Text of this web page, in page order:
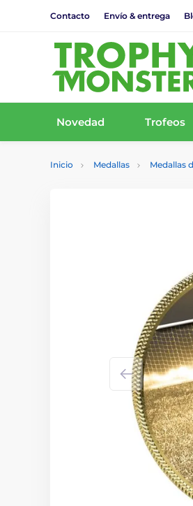
Contacto Envío & entrega
Novedad Trofeos
Inicio Medallas Medallas